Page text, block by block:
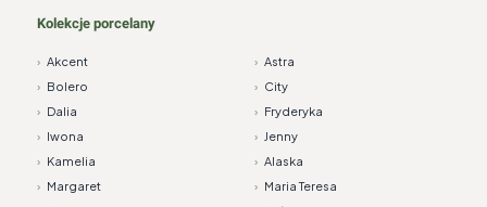
Kolekcje porcelany
› Akcent › Astra
› Bolero › City
› Dalia › Fryderyka
› Iwona › Jenny
› Kamelia › Alaska
› Margaret › Maria Teresa